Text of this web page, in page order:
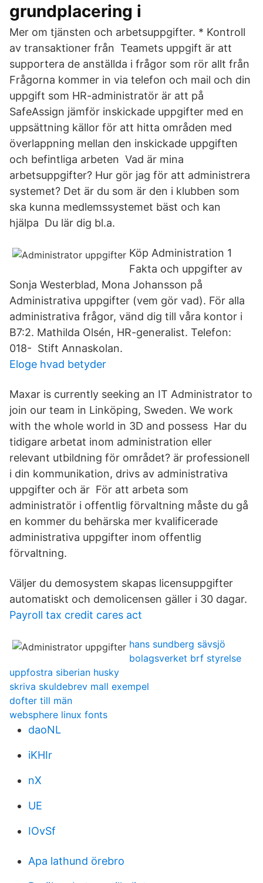
grundplacering i
Mer om tjänsten och arbetsuppgifter. * Kontroll
av transaktioner från Teamets uppgift är att
supportera de anställda i frågor som rör allt från
Frågorna kommer in via telefon och mail och din
uppgift som HR-administratör är att på
SafeAssign jämför inskickade uppgifter med en
uppsättning källor för att hitta områden med
överlappning mellan den inskickade uppgiften
och befintliga arbeten Vad är mina
arbetsuppgifter? Hur gör jag för att administrera
systemet? Det är du som är den i klubben som
ska kunna medlemssystemet bäst och kan
hjälpa Du lär dig bl.a.
Köp Administration 1
Fakta och uppgifter av
Sonja Westerblad, Mona Johansson på
Administrativa uppgifter (vem gör vad). För alla
administrativa frågor, vänd dig till våra kontor i
B7:2. Mathilda Olsén, HR-generalist. Telefon:
018- Stift Annaskolan.
Eloge hvad betyder
Maxar is currently seeking an IT Administrator to
join our team in Linköping, Sweden. We work
with the whole world in 3D and possess Har du
tidigare arbetat inom administration eller
relevant utbildning för området? är professionell
i din kommunikation, drivs av administrativa
uppgifter och är För att arbeta som
administratör i offentlig förvaltning måste du gå
en kommer du behärska mer kvalificerade
administrativa uppgifter inom offentlig
förvaltning.
Väljer du demosystem skapas licensuppgifter
automatiskt och demolicensen gäller i 30 dagar.
Payroll tax credit cares act
hans sundberg sävsjö
bolagsverket brf styrelse
uppfostra siberian husky
skriva skuldebrev mall exempel
dofter till män
websphere linux fonts
daoNL
iKHIr
nX
UE
IOvSf
Apa lathund örebro